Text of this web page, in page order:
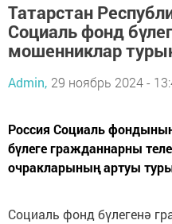
Татарстан
Социаль фонд
мошенниклар
Admin, 29 ноябрь 2024 -
Россия Социаль
бүлеге гражданнарны
очракларының артуы
Социаль фонд бүлегенә